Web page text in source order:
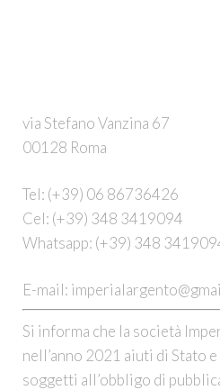
via Stefano Vanzina 67
00128 Roma
Tel: (+39) 06 86736426
Cel: (+39) 348 3419094
Whatsapp: (+39) 348
E-mail:
Si informa che la società
nell’anno 2021 aiuti di Stato
soggetti all’obbligo di